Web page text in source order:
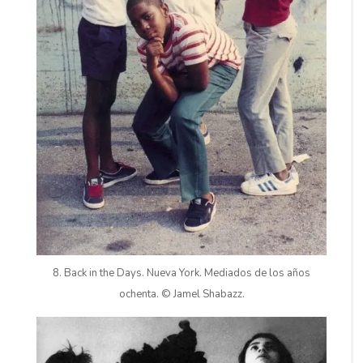
8. Back in the Days. Nueva York. Mediados de los años
ochenta. © Jamel Shabazz.